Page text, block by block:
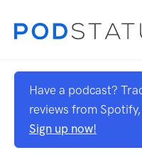
Have a podcast?
reviews from
Sign up now!